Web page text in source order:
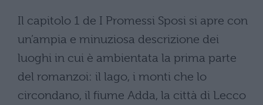
Il capitolo 1 de I Promessi Sposi si apre con
un’ampia e minuziosa descrizione dei
luoghi in cui è ambientata la prima parte
del romanzoi: il lago, i monti che lo
circondano, il fiume Adda, la città di Lecco